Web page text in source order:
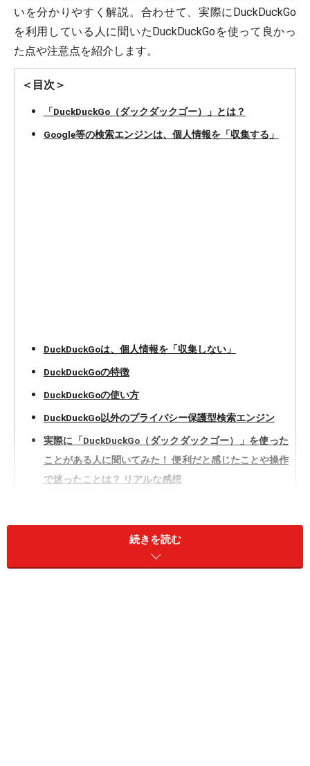
いを分かりやすく解説。合わせて、実際にDuckDuckGo
を利用している人に聞いたDuckDuckGoを使って良かっ
た点や注意点を紹介します。
＜目次＞
「DuckDuckGo（ダックダックゴー）」とは？
Google等の検索エンジンは、個人情報を「収集する」
DuckDuckGoは、個人情報を「収集しない」
DuckDuckGoの特徴
DuckDuckGoの使い方
DuckDuckGo以外のプライバシー保護型検索エンジン
実際に「DuckDuckGo（ダックダックゴー）」を使った
ことがある人に聞いてみた！ 便利だと感じたことや操作
で迷ったことは？ リアルな感想
「DuckDuckGo（ダックダックゴー）」と
続きを読む